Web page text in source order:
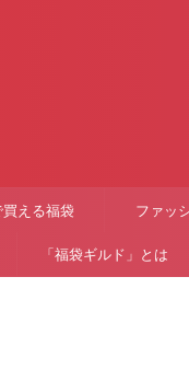
える福袋 ファッ
「福袋ギルド」とは